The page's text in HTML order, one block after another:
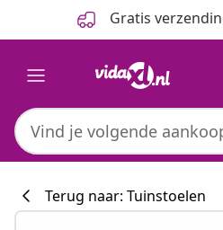
Gratis
Terug naar: Tuinstoelen